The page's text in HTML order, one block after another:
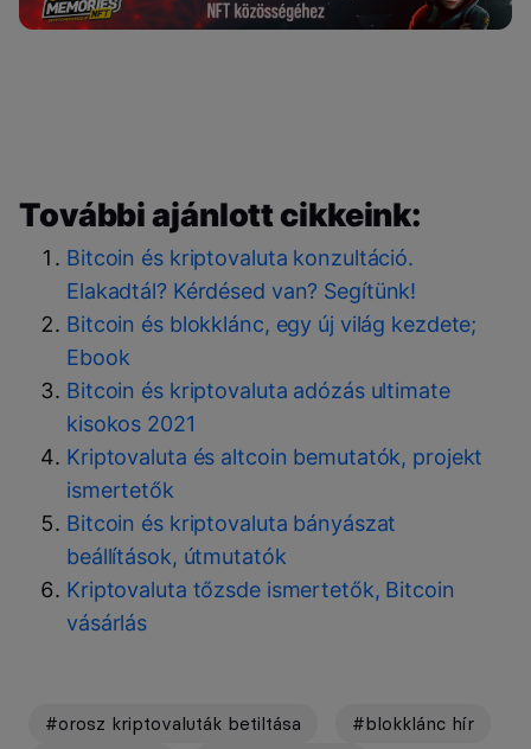
További ajánlott cikkeink:
Bitcoin és kriptovaluta konzultáció.
Elakadtál? Kérdésed van? Segítünk!
Bitcoin és blokklánc, egy új világ kezdete;
Ebook
Bitcoin és kriptovaluta adózás ultimate
kisokos 2021
Kriptovaluta és altcoin bemutatók, projekt
ismertetők
Bitcoin és kriptovaluta bányászat
beállítások, útmutatók
Kriptovaluta tőzsde ismertetők, Bitcoin
vásárlás
#orosz kriptovaluták betiltása
#blokklánc hír